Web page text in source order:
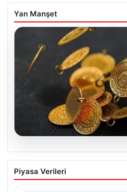
Yan Manşet
04.08.2026
Altın Fiyatlarında Son
2026 Güncel Veriler ve
Piyasa Verileri